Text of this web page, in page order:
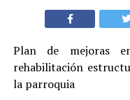
Plan de mejoras
rehabilitación
la parroquia